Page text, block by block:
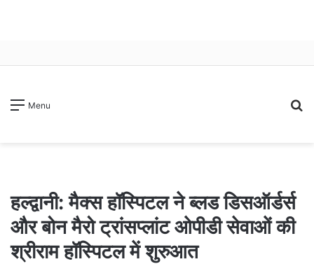
Menu
हल्द्वानी: मैक्स हॉस्पिटल ने ब्लड डिसऑर्डर्स
और बोन मैरो ट्रांसप्लांट ओपीडी सेवाओं की
श्रीराम हॉस्पिटल में शुरुआत